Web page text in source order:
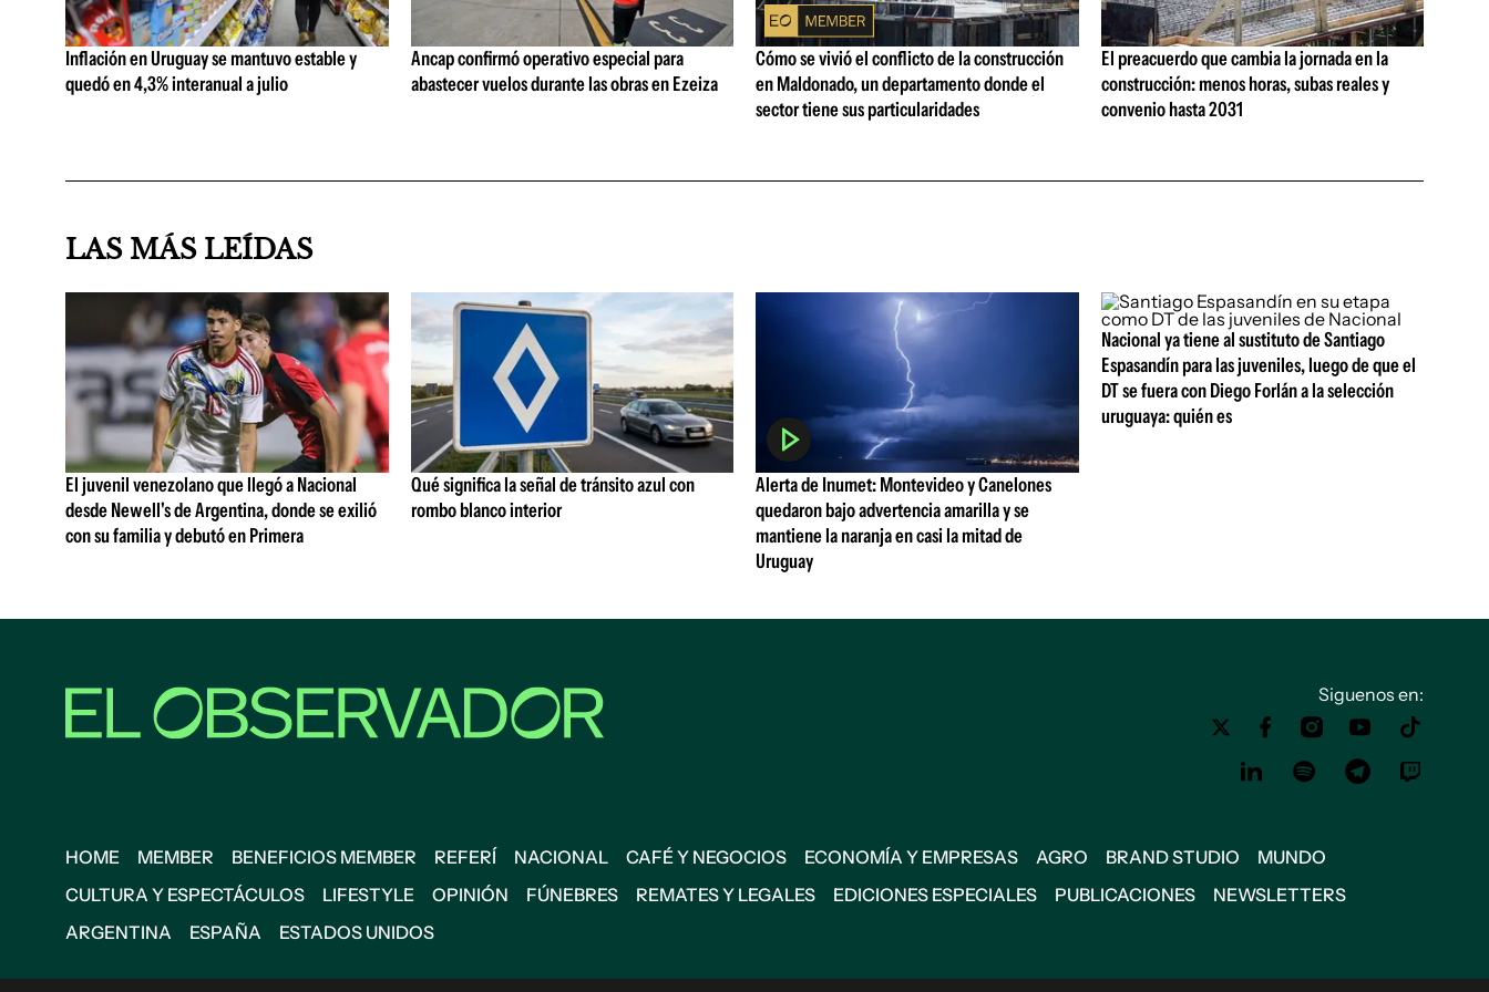
Inflación en Uruguay se mantuvo estable y
quedó en 4,3% interanual a julio
Ancap confirmó operativo especial para
abastecer vuelos durante las obras en Ezeiza
Cómo se vivió el conflicto de la construcción
en Maldonado, un departamento donde el
sector tiene sus particularidades
El preacuerdo que cambia la jornada en la
construcción: menos horas, subas reales y
convenio hasta 2031
LAS MÁS LEÍDAS
El juvenil venezolano que llegó a Nacional
desde Newell's de Argentina, donde se exilió
con su familia y debutó en Primera
Qué significa la señal de tránsito azul con
rombo blanco interior
Alerta de Inumet: Montevideo y Canelones
quedaron bajo advertencia amarilla y se
mantiene la naranja en casi la mitad de
Uruguay
Nacional ya tiene al sustituto de Santiago
Espasandín para las juveniles, luego de que el
DT se fuera con Diego Forlán a la selección
uruguaya: quién es
Siguenos en:
HOME MEMBER BENEFICIOS MEMBER REFERÍ NACIONAL CAFÉ Y NEGOCIOS ECONOMÍA Y EMPRESAS AGRO BRAND STUDIO
MUNDO
CULTURA Y ESPECTÁCULOS
LIFESTYLE OPINIÓN FÚNEBRES REMATES Y LEGALES EDICIONES ESPECIALES PUBLICACIONES
NEWSLETTERS
ARGENTINA
ESPAÑA ESTADOS UNIDOS